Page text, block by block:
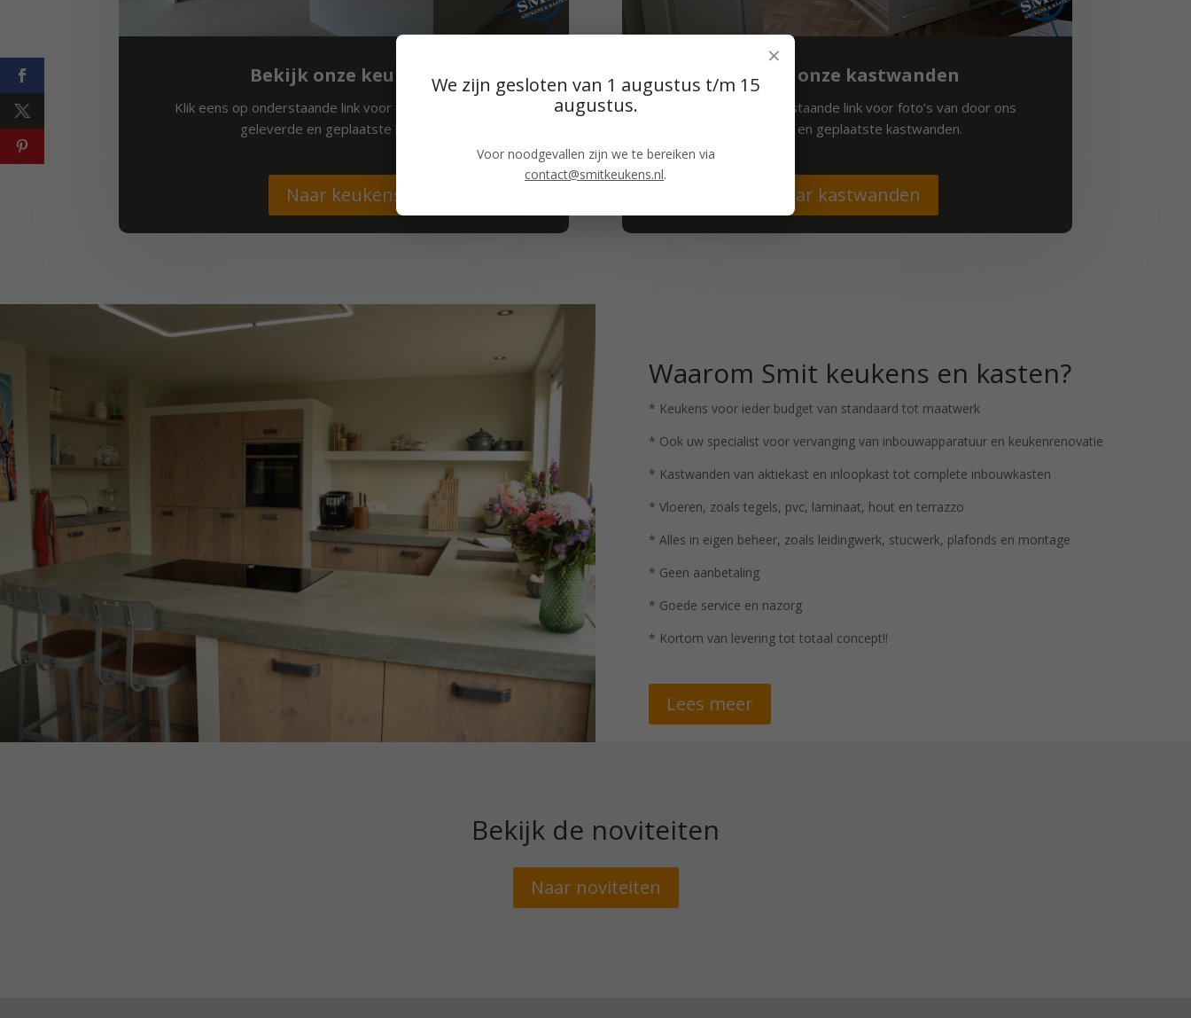
Bekijk onze keukens
Klik eens op onderstaande link voor foto’s van door ons
geleverde en geplaatste keukens.
Naar keukens
Bekijk onze kastwanden
Klik eens op onderstaande link voor foto’s van door ons
geleverde en geplaatste kastwanden.
Naar kastwanden
Waarom Smit keukens en kasten?
* Keukens voor ieder budget van standaard tot maatwerk
* Ook uw specialist voor vervanging van inbouwapparatuur en keukenrenovatie
* Kastwanden van aktiekast en inloopkast tot complete inbouwkasten
* Vloeren, zoals tegels, pvc, laminaat, hout en terrazzo
* Alles in eigen beheer, zoals leidingwerk, stucwerk, plafonds en montage
* Geen aanbetaling
* Goede service en nazorg
* Kortom van levering tot totaal concept!!
Lees meer
Bekijk de noviteiten
Naar noviteiten
×
We zijn gesloten van 1 augustus t/m 15
augustus.
Voor noodgevallen zijn we te bereiken via
contact@smitkeukens.nl.